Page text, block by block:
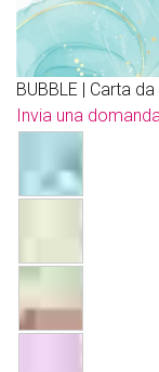
BUBBLE | Carta
Invia una